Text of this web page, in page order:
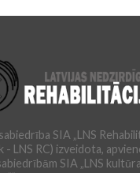
SIA „LNS
- LNS RC) izveidota,
SIA „LNS